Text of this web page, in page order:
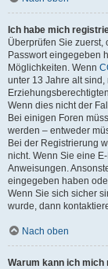
Ich habe mich
Überprüfen Sie zuerst,
Passwort eingegeben
Möglichkeiten. Wenn
unter 13 Jahre alt
Wenn dies nicht der
Bei einigen Foren
werden – entweder
Bei der Registrierung
nicht. Wenn Sie eine
Anweisungen.
eingegeben haben
Wenn Sie sich sicher
wurde, dann
Nach oben
Warum kann ich mich